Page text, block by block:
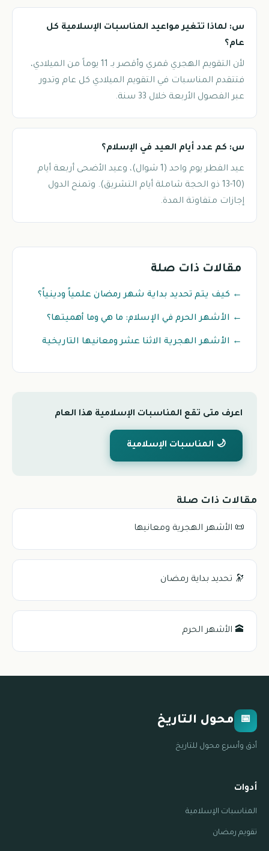
س: لماذا تتغير مواعيد المناسبات الإسلامية كل
عام؟
لأن التقويم الهجري قمري وأقصر بـ 11 يوماً من الميلادي،
فتتقدم المناسبات في التقويم الميلادي كل عام وتدور
عبر الفصول الأربعة خلال 33 سنة.
س: كم عدد أيام العيد في الإسلام؟
عيد الفطر يوم واحد (1 شوال)، وعيد الأضحى أربعة أيام
(10-13 ذو الحجة شاملة أيام التشريق). وتمنح الدول
إجازات متفاوتة المدة.
مقالات ذات صلة
← كيف يتم تحديد بداية شهر رمضان علمياً ودينياً؟
← الأشهر الحرم في الإسلام: ما هي وما أهميتها؟
← الأشهر الهجرية الاثنا عشر ومعانيها التاريخية
اعرف متى تقع المناسبات الإسلامية هذا العام
🌙 المناسبات الإسلامية
مقالات ذات صلة
📜 الأشهر الهجرية ومعانيها
🔭 تحديد بداية رمضان
🕋 الأشهر الحرم
📅 محول التاريخ
أدق وأسرع محول للتاريخ
أدوات
المناسبات الإسلامية
تقويم رمضان